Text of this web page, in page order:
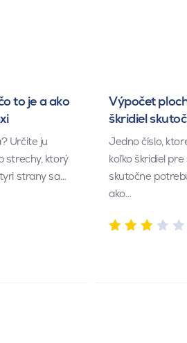
to je a ako
Určite ju
strechy, ktorý
strany sa…
Výpočet
škridiel
Jedno číslo,
koľko škridiel
skutočne
ako…